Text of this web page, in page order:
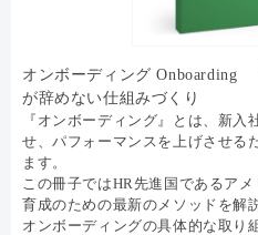
オンボーディング Onboarding
が辞めない仕組みづくり
『オンボーディング』とは、新入
せ、パフォーマンスを上げさせる
ます。
この冊子ではHR先進国であるア
育成のための最新のメソッドを解説
オンボーディングの具体的な取り